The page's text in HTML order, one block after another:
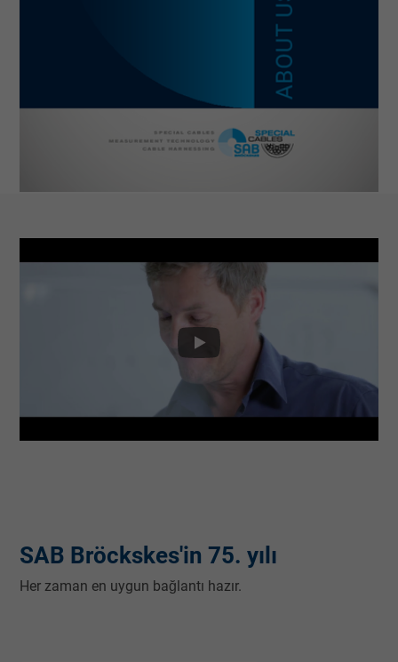
SAB Bröckskes'in 75. yılı
Her zaman en uygun bağlantı hazır.